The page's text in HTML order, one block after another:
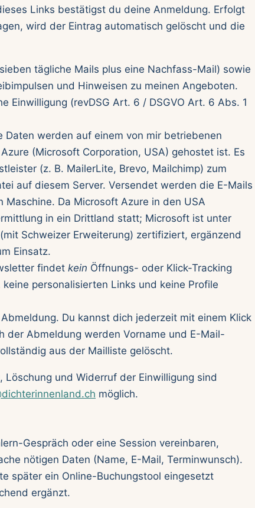
Links bestätigst du deine Anmeldung. Erfolgt
wird der Eintrag automatisch gelöscht und die
tägliche Mails plus eine Nachfass-Mail) sowie
und Hinweisen zu meinen Angeboten.
Einwilligung (revDSG Art. 6 / DSGVO Art. 6 Abs. 1
Daten werden auf einem von mir betriebenen
(Microsoft Corporation, USA) gehostet ist. Es
(z. B. MailerLite, Brevo, Mailchimp) zum
auf diesem Server. Versendet werden die E-Mails
Da Microsoft Azure in den USA
in ein Drittland statt; Microsoft ist unter
Schweizer Erweiterung) zertifiziert, ergänzend
Einsatz.
findet kein Öffnungs- oder Klick-Tracking
personalisierten Links und keine Profile
Du kannst dich jederzeit mit einem Klick
der Abmeldung werden Vorname und E-Mail-
aus der Mailliste gelöscht.
Löschung und Widerruf der Einwilligung sind
möglich.
Gespräch oder eine Session vereinbaren,
nötigen Daten (Name, E-Mail, Terminwunsch).
später ein Online-Buchungstool eingesetzt
ergänzt.